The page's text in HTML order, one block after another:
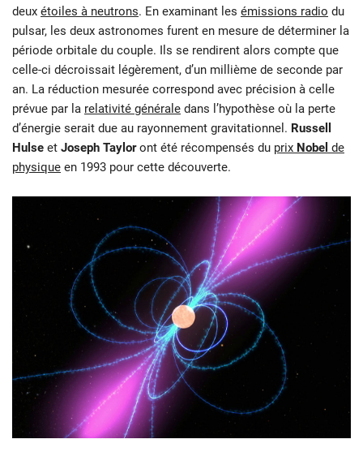
deux étoiles à neutrons. En examinant les émissions radio du
pulsar, les deux astronomes furent en mesure de déterminer la
période orbitale du couple. Ils se rendirent alors compte que
celle-ci décroissait légèrement, d’un millième de seconde par
an. La réduction mesurée correspond avec précision à celle
prévue par la relativité générale dans l’hypothèse où la perte
d’énergie serait due au rayonnement gravitationnel. Russell
Hulse et Joseph Tayloront été récompensés du prix Nobel de
physique en 1993 pour cette découverte.